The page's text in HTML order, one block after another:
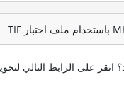
انقر على الرابط التالي